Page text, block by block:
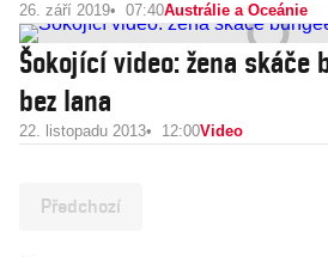
26. září 2019 07:40Austrálie a Oceánie
Šokojící video: žena skáče
bez lana
22. listopadu 2013 12:00Video
Předchozí